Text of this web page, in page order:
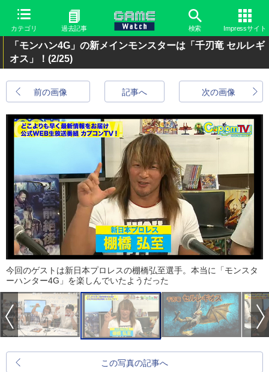
カテゴリ 過去記事 検索 Impressサイト
「モンハン4G」の新メインモンスターは「千刃竜 セルレギ
オス」！ (2/25)
前の画像 次の画像
記事へ
今回のゲストは新日本プロレスの棚橋弘至選手。本当に「モンスタ
ーハンター4G」を楽しんでいたようだった
この写真の記事へ